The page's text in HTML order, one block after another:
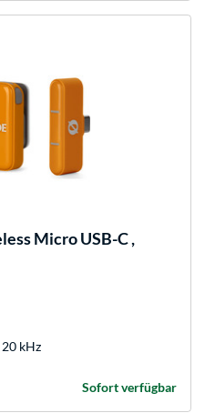
Micro USB-C ,
kHz
Sofort verfügbar